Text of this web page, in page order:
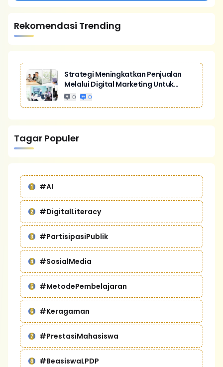
Rekomendasi Trending
Strategi Meningkatkan Penjualan
Melalui Digital Marketing Untuk
Bisnis Yang Lebih Kompetitif
0 0
Tagar Populer
#AI
#DigitalLiteracy
#PartisipasiPublik
#SosialMedia
#MetodePembelajaran
#Keragaman
#PrestasiMahasiswa
#BeasiswaLPDP